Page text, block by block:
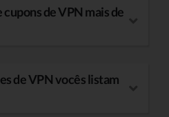
cupons de VPN mais de
de VPN vocês listam